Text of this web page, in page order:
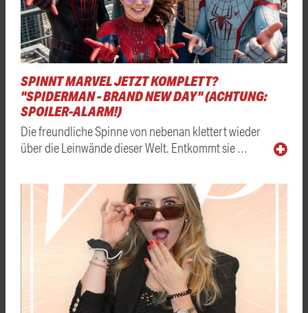
SPINNT MARVEL JETZT KOMPLETT?
"SPIDERMAN - BRAND NEW DAY" (ACHTUNG:
SPOILER-ALARM!)
Die freundliche Spinne von nebenan klettert wieder
über die Leinwände dieser Welt. Entkommt sie …